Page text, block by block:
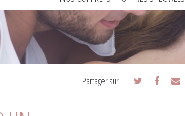
Partager sur :